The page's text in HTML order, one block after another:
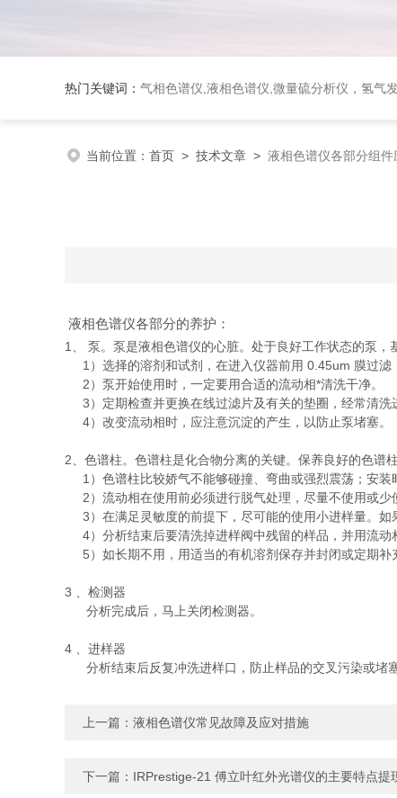
热门关键词： 气相色谱仪,液相色谱仪,微量硫分析仪，氢气发生器，氮气发生器，空气发生器，色谱耗件（N2000色谱工
当前位置： 首页 > 技术文章 > 液相色谱仪各部分组件
液相色谱仪各部分的养护：
1、 泵。泵是液相色谱仪的心脏。处于良好工作状态的泵，
1）选择的溶剂和试剂，在进入仪器前用 0.45um 膜过滤
2）泵开始使用时，一定要用合适的流动相*清洗干净。
3）定期检查并更换在线过滤片及有关的垫圈，经常清洗
4）改变流动相时，应注意沉淀的产生，以防止泵堵塞。
2、色谱柱。色谱柱是化合物分离的关键。保养良好的色谱
1）色谱柱比较娇气不能够碰撞、弯曲或强烈震荡；安装
2）流动相在使用前必须进行脱气处理，尽量不使用或少
3）在满足灵敏度的前提下，尽可能的使用小进样量。如
4）分析结束后要清洗掉进样阀中残留的样品，并用流动
5）如长期不用，用适当的有机溶剂保存并封闭或定期补
3 、检测器
分析完成后，马上关闭检测器。
4 、进样器
分析结束后反复冲洗进样口，防止样品的交叉污染或堵塞
上一篇： 液相色谱仪常见故障及应对措施
下一篇： IRPrestige-21 傅立叶红外光谱仪的主要特点提